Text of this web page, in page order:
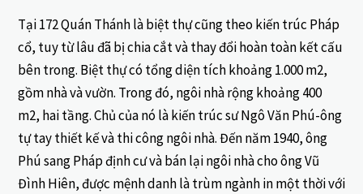
Tại 172 Quán Thánh là biệt thự cũng theo kiến trúc Pháp
cổ, tuy từ lâu đã bị chia cắt và thay đổi hoàn toàn kết cấu
bên trong. Biệt thự có tổng diện tích khoảng 1.000 m2,
gồm nhà và vườn. Trong đó, ngôi nhà rộng khoảng 400
m2, hai tầng. Chủ của nó là kiến trúc sư Ngô Văn Phú-ông
tự tay thiết kế và thi công ngôi nhà. Đến năm 1940, ông
Phú sang Pháp định cư và bán lại ngôi nhà cho ông Vũ
Đình Hiên, được mệnh danh là trùm ngành in một thời với